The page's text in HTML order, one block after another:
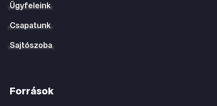
Ügyfeleink
Csapatunk
Sajtószoba
Források